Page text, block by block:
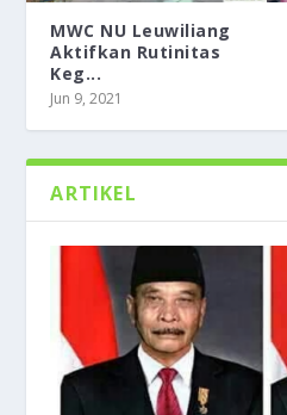
BELAJAR DAN MENGAJAR
TEMANKU SYAFAATKU
BERPIKIR TERTIB ALA
BERDAKWAH DAN
DENGAN MODAL SATU
MWC NU Leuwiliang
Aktifkan Rutinitas
Keg...
Jun 9, 2021
ARTIKEL